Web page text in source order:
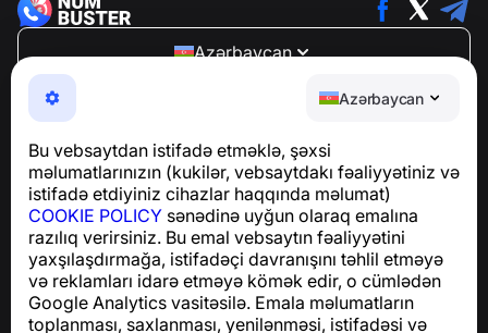
Azərbaycan
Bu vebsaytdan istifadə etməklə, şəxsi
məlumatlarınızın (kukilər, vebsaytdakı fəaliyyətiniz və
istifadə etdiyiniz cihazlar haqqında məlumat)
COOKIE POLICY sənədinə uyğun olaraq emalına
razılıq verirsiniz. Bu emal vebsaytın fəaliyyətini
yaxşılaşdırmağa, istifadəçi davranışını təhlil etməyə
və reklamları idarə etməyə kömək edir, o cümlədən
Google Analytics vasitəsilə. Emala məlumatların
toplanması, saxlanması, yenilənməsi, istifadəsi və
Azərbaycan
NumBuster © 2013—2026 ·
support@numbuster.com
Telefon fırıldaqlarından, spam və arzuolunmaz
GDPR uyğunluğu ilə bağlı suallar üçün:
support@numbuster.com
Yardım Mərkəzi
Xəbərlər və Məqalələr
Layihə haqqında
Əlaqə